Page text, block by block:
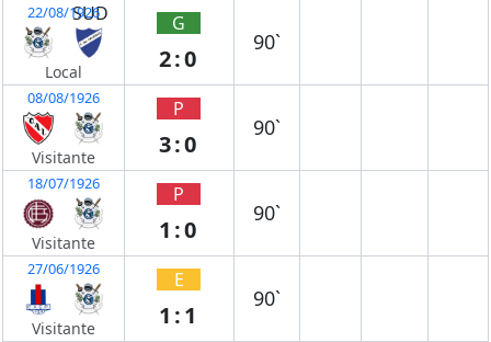
22/08/1926
Local
G
2:0
90`
08/08/1926
Visitante
P
3:0
90`
18/07/1926
Visitante
P
1:0
90`
27/06/1926
Visitante
E
1:1
90`